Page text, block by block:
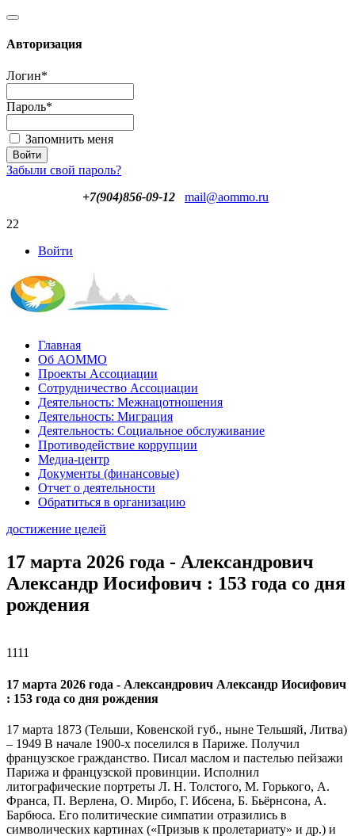
Авторизация
Логин*
Пароль*
Запомнить меня
Забыли свой пароль?
+7(904)856-09-12
mail@aommo.ru
22
Войти
Главная
Об АОММО
Проекты Ассоциации
Сотрудничество Ассоциации
Деятельность: Межнацотношения
Деятельность: Миграция
Деятельность: Социальное обслуживание
Противодействие коррупции
Медиа-центр
Документы (финансовые)
Отчет о деятельности
Обратиться в организацию
достижение целей
17 марта 2026 года - Александрович
Александр Иосифович : 153 года со дня
рождения
1111
17 марта 2026 года - Александрович Александр Иосифович
: 153 года со дня рождения
17 марта 1873 (Тельши, Ковенской губ., ныне Тельшяй, Литва)
– 1949 В начале 1900-х поселился в Париже. Получил
французское гражданство. Писал маслом и пастелью пейзажи
Парижа и французской провинции. Исполнил
литографические портреты Л. Н. Толстого, М. Горького, А.
Франса, П. Верлена, О. Мирбо, Г. Ибсена, Б. Бьёрнсона, А.
Барбюса. Его политические симпатии отразились в
символических картинах («Призыв к пролетариату» и др.) и